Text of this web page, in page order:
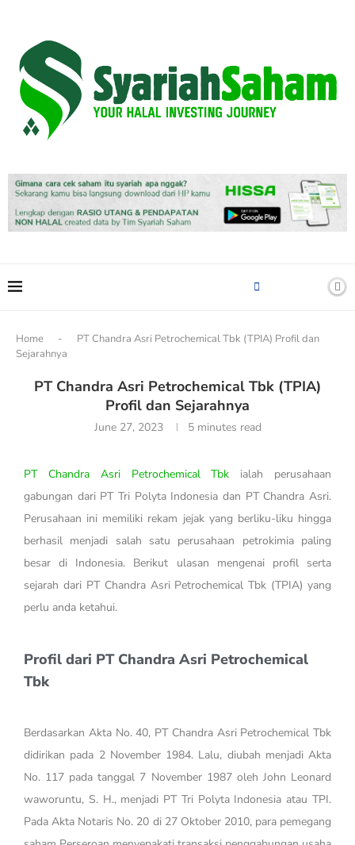
Home -
PT Chandra Asri Petrochemical Tbk (TPIA) Profil dan
Sejarahnya
PT Chandra Asri Petrochemical Tbk (TPIA)
Profil dan Sejarahnya
June 27, 2023 5 minutes read
PT Chandra Asri Petrochemical Tbk ialah perusahaan
gabungan dari PT Tri Polyta Indonesia dan PT Chandra Asri.
Perusahaan ini memiliki rekam jejak yang berliku-liku hingga
berhasil menjadi salah satu perusahaan petrokimia paling
besar di Indonesia. Berikut ulasan mengenai profil serta
sejarah dari PT Chandra Asri Petrochemical Tbk (TPIA) yang
perlu anda ketahui.
Profil dari PT Chandra Asri Petrochemical
Tbk
Berdasarkan Akta No. 40, PT Chandra Asri Petrochemical Tbk
didirikan pada 2 November 1984. Lalu, diubah menjadi Akta
No. 117 pada tanggal 7 November 1987 oleh John Leonard
waworuntu, S. H., menjadi PT Tri Polyta Indonesia atau TPI.
Pada Akta Notaris No. 20 di 27 Oktober 2010, para pemegang